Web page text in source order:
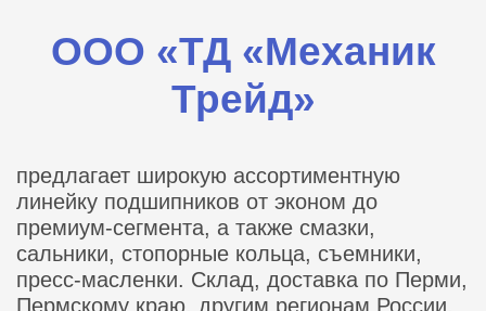
ООО «ТД «Механик
Трейд»
предлагает широкую ассортиментную
линейку подшипников от эконом до
премиум-сегмента, а также смазки,
сальники, стопорные кольца, съемники,
пресс-масленки. Склад, доставка по Перми,
Пермскому краю, другим регионам России.